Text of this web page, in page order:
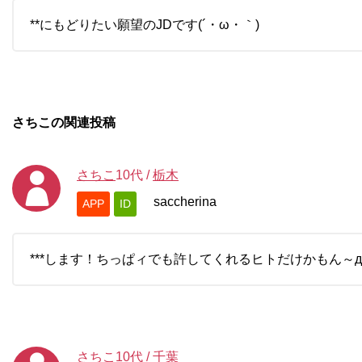
**にもどりたい願望のJDです(´・ω・｀)
さちこの関連投稿
さちこ 10代 /栃木
APP ID saccherina
***します！ちっぱィでも許してくれるヒトだけかもん～
さちこ 10代 /千葉